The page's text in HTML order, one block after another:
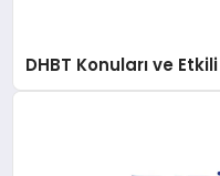
DHBT Konuları ve